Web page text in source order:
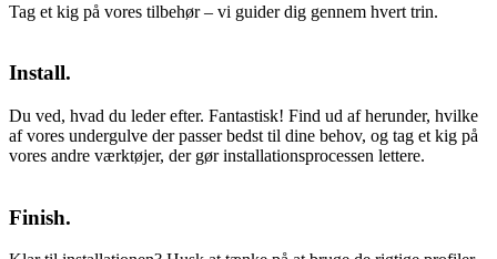
Tag et kig på vores tilbehør – vi guider dig gennem hvert trin.
Install.
Du ved, hvad du leder efter. Fantastisk! Find ud af herunder, hvilke
af vores undergulve der passer bedst til dine behov, og tag et kig på
vores andre værktøjer, der gør installationsprocessen lettere.
Finish.